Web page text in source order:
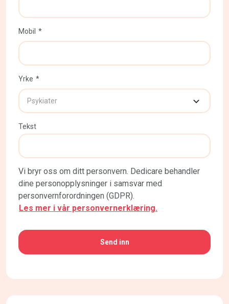
Mobil
Yrke
Tekst
Vi bryr oss om ditt personvern. Dedicare behandler
dine personopplysninger i samsvar med
personvernforordningen (GDPR).
Les mer i vår personvernerklæring.